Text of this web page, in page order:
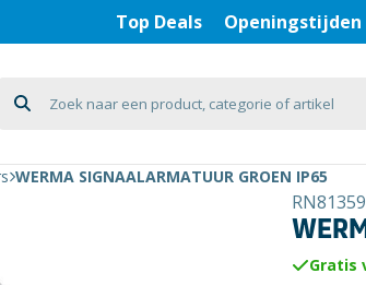
Top Deals Openingstijden
WERMA SIGNAALARMATUUR GROEN IP65
Gratis